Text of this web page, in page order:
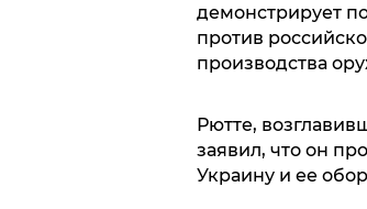
демонстрирует
против
производства
Рютте,
заявил, что он
Украину и ее